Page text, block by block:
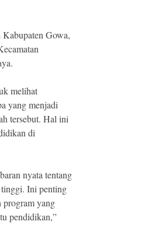
Gowa,
melihat
yang menjadi
tersebut. Hal ini
di
nyata tentang
Ini penting
program yang
pendidikan,”